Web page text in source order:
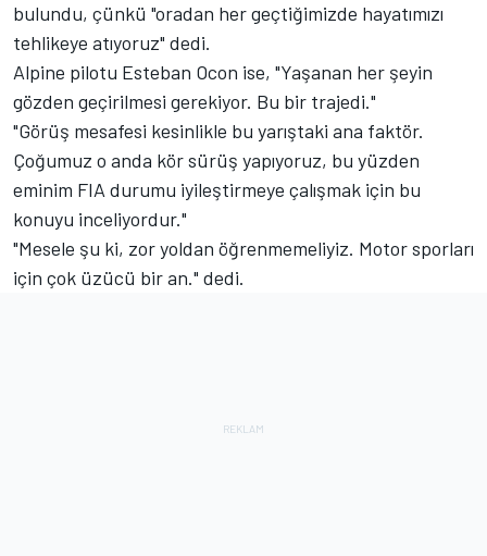
bulundu, çünkü "oradan her geçtiğimizde hayatımızı
tehlikeye atıyoruz" dedi.
Alpine pilotu Esteban Ocon ise, "Yaşanan her şeyin
gözden geçirilmesi gerekiyor. Bu bir trajedi."
"Görüş mesafesi kesinlikle bu yarıştaki ana faktör.
Çoğumuz o anda kör sürüş yapıyoruz, bu yüzden
eminim FIA durumu iyileştirmeye çalışmak için bu
konuyu inceliyordur."
"Mesele şu ki, zor yoldan öğrenmemeliyiz. Motor sporları
için çok üzücü bir an." dedi.